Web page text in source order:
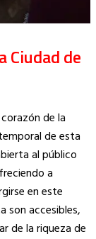
Ciudad de
de la
de esta
al público
a
en este
son accesibles,
de la riqueza de